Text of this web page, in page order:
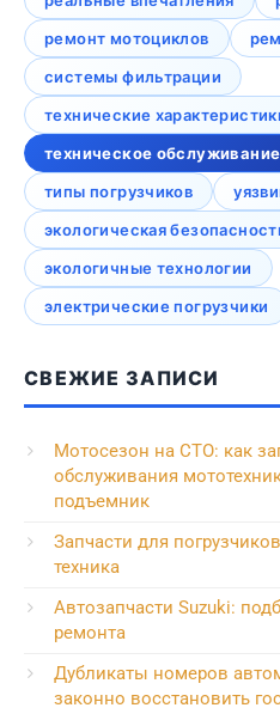
ремонт мотоциклов
системы фильтрации
технические
техническое обслуживание
типы погрузчиков
экологическая
экологичные технологии
электрические погрузчики
СВЕЖИЕ ЗАПИСИ
Мотосезон на СТО: как
обслуживания
подъемник
Запчасти для
техника
Автозапчасти Suzuki:
ремонта
Дубликаты номеров
законно восстановить